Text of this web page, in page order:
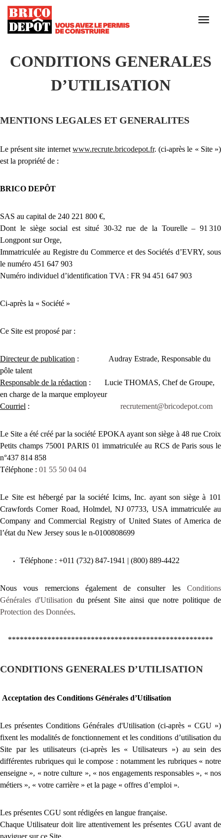
Notre enseigne
Notre culture
Nos engagements responsables
Nos métiers
Votre carrière
Postuler
CONDITIONS GENERALES
D’UTILISATION
MENTIONS LEGALES ET GENERALITES
Le présent site internet www.recrute.bricodepot.fr.(ci-après le « Site »)
est la propriété de :
BRICO DEPÔT
SAS au capital de 240 221 800 €,
Dont le siège social est situé 30-32 rue de la Tourelle – 91 310
Longpont sur Orge,
Immatriculée au Registre du Commerce et des Sociétés d’EVRY, sous
le numéro 451 647 903
Numéro individuel d’identification TVA : FR 94 451 647 903
Ci-après la « Société »
Ce Site est proposé par :
Directeur de publication : Audray Estrade, Responsable du
pôle talent
Responsable de la rédaction : Lucie THOMAS, Chef de Groupe,
en charge de la marque employeur
Courriel : recrutement@bricodepot.com
Le Site a été créé par la société EPOKA ayant son siège à 48 rue Croix
Petits champs 75001 PARIS 01 immatriculée au RCS de Paris sous le
n°437 814 858
Téléphone : 01 55 50 04 04
Le Site est hébergé par la société Icims, Inc. ayant son siège à 101
Crawfords Corner Road, Holmdel, NJ 07733, USA immatriculée au
Company and Commercial Registry of United States of America de
l’état du New Jersey sous le n-0100808699
Téléphone : +011 (732) 847-1941 | (800) 889-4422
Nous vous remercions également de consulter les Conditions
Générales d'Utilisation du présent Site ainsi que notre politique de
Protection des Données.
****************************************************
CONDITIONS GENERALES D’UTILISATION
Acceptation des Conditions Générales d’Utilisation
Les présentes Conditions Générales d'Utilisation (ci-après « CGU »)
fixent les modalités de fonctionnement et les conditions d’utilisation du
Site par les utilisateurs (ci-après les « Utilisateurs ») au sein des
différentes rubriques qui le compose : notamment les rubriques « notre
enseigne », « notre culture », « nos engagements responsables », « nos
métiers », « votre carrière » et la page « offres d’emploi ».
Les présentes CGU sont rédigées en langue française.
Chaque Utilisateur doit lire attentivement les présentes CGU avant de
naviguer sur ce Site.